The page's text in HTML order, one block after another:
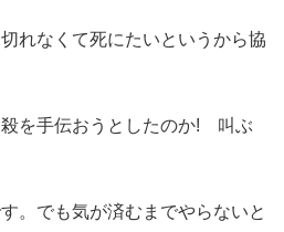
れなくて死にたいというから協
を手伝おうとしたのか! 叫ぶ
。でも気が済むまでやらないと